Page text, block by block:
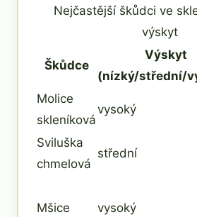
Nejčastější škůdci ve
výskyt
Škůdce
Výskyt
(nízký/střední/
Molice
skleníková
vysoký
Sviluška
chmelová
střední
Mšice vysoký